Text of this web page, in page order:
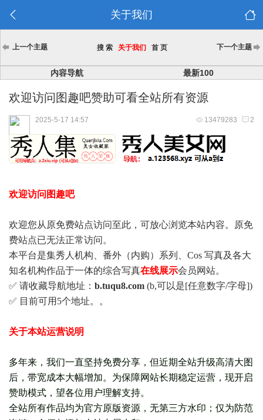
关于我们
上一个主题 搜 索 关于我们 首 页 下一个主题
内容导航 最新100
欢迎访问图趣吧赞助可看全站所有资源
13479283 2
2025-5-17 14:57
欢迎访问图趣吧
欢迎您从原免费站点访问至此，可放心浏览本站内容。原免
费站点已无法正常访问。
本平台是集秀人机构、番外（内购）系列、Cos 写真及各大
知名机构作品于一体的综合写真在线展示会员网站。
✅ 请收藏导航地址： b.tuqu8.com (b,可以是[任意数字/字母])
✅ 目前可用5个地址。。
关于本站运营说明
多年来，我们一直坚持免费分享，但近期全站升级高清大图
后，带宽成本大幅增加。为保障网站长期稳定运营，现开启
赞助模式，望各位用户理解支持。
全站所有作品均为官方原版资源，无第三方水印；仅为防范